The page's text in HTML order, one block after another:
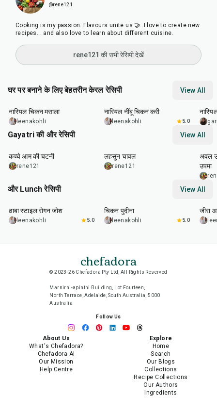
@rene121
Cooking is my passion. Flavours unite us 🤝..I love to create new
recipes... and also love to learn about different cuisine.
rene121 की सभी रेसिपी देखें
घर पर बनाने के लिए बेहतरीन केरल रेसिपी View All
min
नारियल चिकन मसाला
leenakohli
50
नारियल नींबू चिकन करी
leenakohli 5.0
Gayatri की और रेसिपी View All
10
कच्चे आम की चटनी
rene121
लहसुन चावल
rene121
अवल
उपमा
और Lunch रेसिपी View All
1
ढाबा स्टाइल रोगन जोश
leenakohli 5.0
चिकन पुदीना
leenakohli 5.0
जीरा
chefadora
© 2023-26 Chefadora Pty Ltd, All Rights Reserved
Marnirni-apinthi Building, Lot Fourteen,
North Terrace, Adelaide, South Australia, 5000
Australia
Follow Us
About Us
What's Chefadora?
Chefadora AI
Our Mission
Help Centre
Explore
Home
Search
Our Blogs
Collections
Recipe Collections
Our Authors
Ingredients